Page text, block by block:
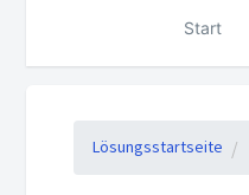
Start
Lösungsstartseite